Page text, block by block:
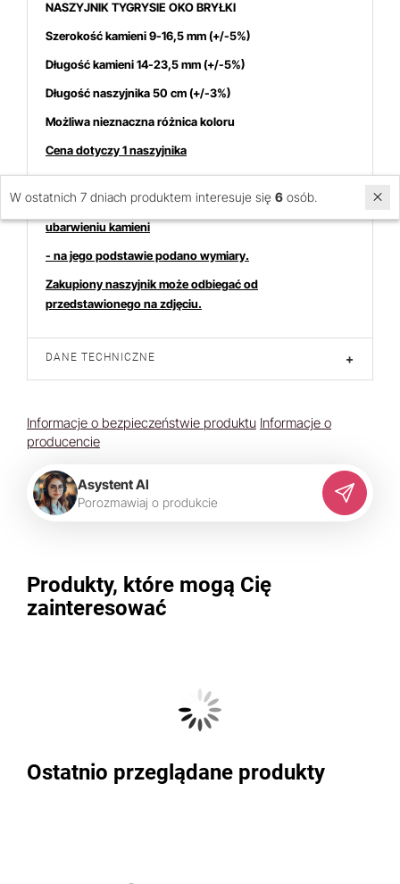
NASZYJNIK TYGRYSIE OKO BRYŁKI
Szerokość kamieni 9-16,5mm(+/-5%)
Długość kamieni 14-23,5 mm (+/-5%)
Długość naszyjnika 50 cm (+/-3%)
Możliwa nieznaczna różnica koloru
Cena dotyczy 1 naszyjnika
Zdjęcie przedstawia naszyjnik o przykładowym kształcie i
ubarwieniu kamieni
- na jego podstawie podano wymiary.
Zakupiony naszyjnik może odbiegać od
przedstawionego na zdjęciu.
DANE TECHNICZNE +
Informacje o bezpieczeństwie produktu Informacje o
producencie
Asystent AI
Porozmawiaj o produkcie
Produkty, które mogą Cię
zainteresować
Ostatnio przeglądane produkty
W ostatnich 7 dniach produktem interesuje się 6 osób.